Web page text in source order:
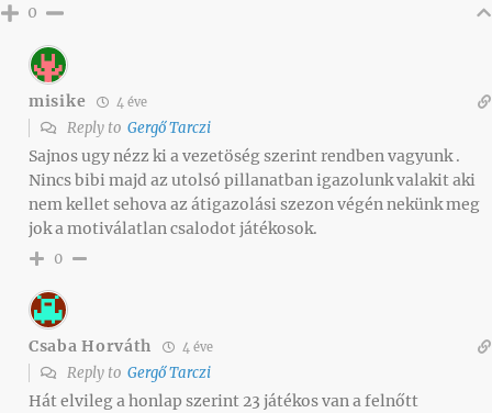
0
misike 4 éve
Reply to Gergő Tarczi
Sajnos ugy nézz ki a vezetöség szerint rendben vagyunk .
Nincs bibi majd az utolsó pillanatban igazolunk valakit aki
nem kellet sehova az átigazolási szezon végén nekünk meg
jok a motiválatlan csalodot játékosok.
0
Csaba Horváth 4 éve
Reply to Gergő Tarczi
Hát elvileg a honlap szerint 23 játékos van a felnőtt